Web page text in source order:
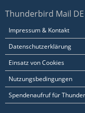
Thunderbird Mail DE
Impressum & Kontakt
Datenschutzerklärung
Einsatz von Cookies
Nutzungsbedingungen
Spendenaufruf für